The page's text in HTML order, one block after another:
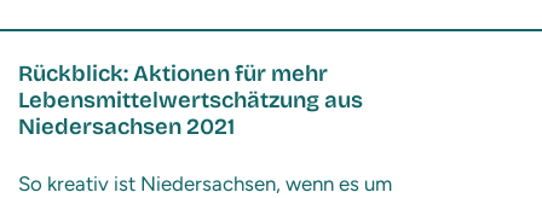
Rückblick:Aktionen für mehr
Lebensmittelwertschätzung aus
Niedersachsen 2021
So kreativ ist Niedersachsen, wenn es um